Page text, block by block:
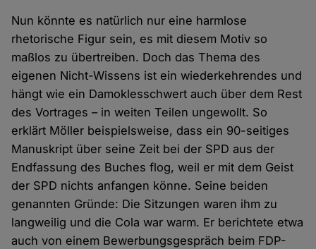
Nun könnte es natürlich nur eine harmlose
rhetorische Figur sein, es mit diesem Motiv so
maßlos zu übertreiben. Doch das Thema des
eigenen Nicht-Wissens ist ein wiederkehrendes und
hängt wie ein Damoklesschwert auch über dem Rest
des Vortrages – in weiten Teilen ungewollt. So
erklärt Möller beispielsweise, dass ein 90-seitiges
Manuskript über seine Zeit bei der SPD aus der
Endfassung des Buches flog, weil er mit dem Geist
der SPD nichts anfangen könne. Seine beiden
genannten Gründe: Die Sitzungen waren ihm zu
langweilig und die Cola war warm. Er berichtete etwa
auch von einem Bewerbungsgespräch beim FDP-